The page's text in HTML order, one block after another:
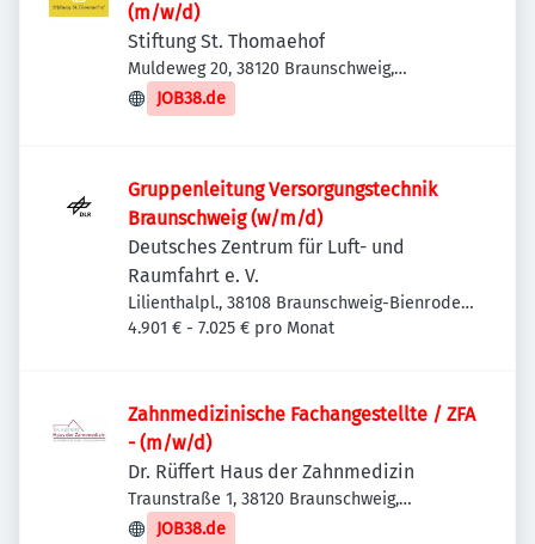
(m/w/d)
Stiftung St. Thomaehof
Muldeweg 20, 38120 Braunschweig,
Deutschland
JOB38.de
Gruppenleitung Versorgungstechnik
Braunschweig (w/m/d)
Deutsches Zentrum für Luft- und
Raumfahrt e. V.
Lilienthalpl., 38108 Braunschweig-Bienrode-
Waggum-Bevenrode, Deutschland
4.901 € - 7.025 € pro Monat
Zahnmedizinische Fachangestellte / ZFA
- (m/w/d)
Dr. Rüffert Haus der Zahnmedizin
Traunstraße 1, 38120 Braunschweig,
Deutschland
JOB38.de